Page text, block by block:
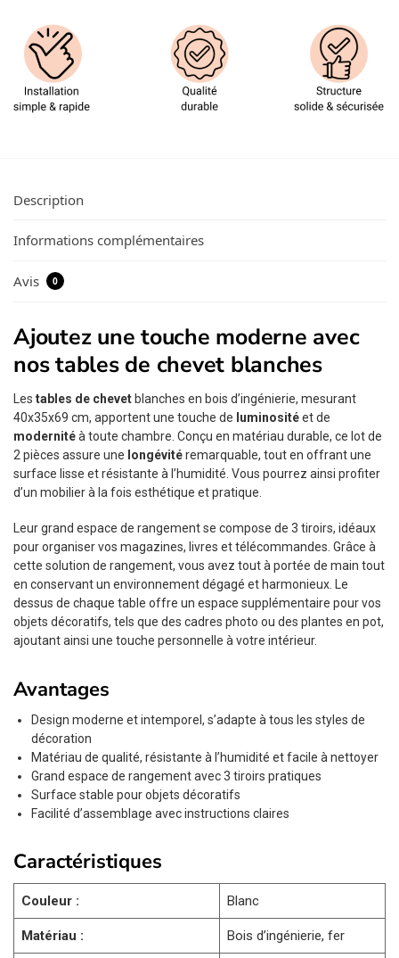
Description
Informations complémentaires
Avis 0
Ajoutez une touche moderne avec
nos tables de chevet blanches
Les tables de chevet blanches en bois d’ingénierie, mesurant
40x35x69 cm, apportent une touche de luminositéet de
modernitéà toute chambre. Conçu en matériau durable, ce lot de
2 pièces assure une longévitéremarquable, tout en offrant une
surface lisse et résistante à l’humidité. Vous pourrez ainsi profiter
d’un mobilier à la fois esthétique et pratique.
Leur grand espace de rangement se compose de 3 tiroirs, idéaux
pour organiser vos magazines, livres et télécommandes. Grâce à
cette solution de rangement, vous avez tout à portée de main tout
en conservant un environnement dégagé et harmonieux. Le
dessus de chaque table offre un espace supplémentaire pour vos
objets décoratifs, tels que des cadres photo ou des plantes en pot,
ajoutant ainsi une touche personnelle à votre intérieur.
Avantages
Design moderne et intemporel, s’adapte à tous les styles de
décoration
Matériau de qualité, résistante à l’humidité et facile à nettoyer
Grand espace de rangement avec 3 tiroirs pratiques
Surface stable pour objets décoratifs
Facilité d’assemblage avec instructions claires
Caractéristiques
Couleur : Blanc
Matériau : Bois d’ingénierie, fer